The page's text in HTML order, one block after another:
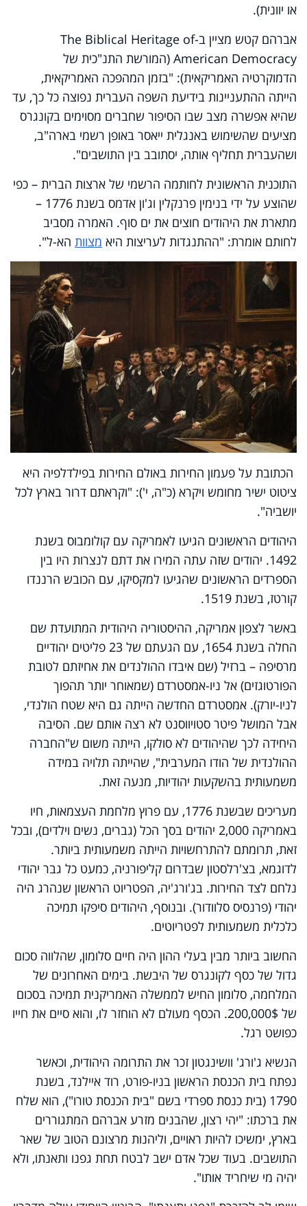
או יוונית).
אברהם קטש מציין ב-The Biblical Heritage of
American Democracy (המורשת התנ"כית של
הדמוקרטיה האמריקאית): "בזמן המהפכה האמריקאית,
הייתה ההתעניינות בידיעת השפה העברית נפוצה כל כך, עד
שהיא אפשרה מצב שבו הסיפור שחברים מסוימים בקונגרס
מציעים שהשימוש באנגלית ייאסר באופן רשמי בארה"ב,
ושהעברית תחליף אותה, יסתובב בין התושבים".
התוכנית הראשונית לחותמה הרשמי של ארצות הברית – כפי
שהוצע על ידי בנימין פרנקלין וג'ון אדמס בשנת 1776 –
מתארת את היהודים חוצים את ים סוף. האמרה מסביב
לחותם אומרת: "ההתנגדות לעריצות היא מצוות הא-ל".
הכתובת על פעמון החירות באולם החירות בפילדלפיה היא
ציטוט ישיר מחומש ויקרא (כ"ה, י'): "וקראתם דרור בארץ לכל
יושביה".
היהודים הראשונים הגיעו לאמריקה עם קולומבוס בשנת
1492. יהודים שזה עתה המירו את דתם לנצרות היו בין
הספרדים הראשונים שהגיעו למקסיקו, עם הכובש הרננדו
קורטז, בשנת 1519.
באשר לצפון אמריקה, ההיסטוריה היהודית המתועדת שם
החלה בשנת 1654, עם הגעתם של 23 פליטים יהודיים
מרסיפה – ברזיל (שם איבדו ההולנדים את אחיזתם לטובת
הפורטוגזים) אל ניו-אמסטרדם (שמאוחר יותר תהפוך
לניו-יורק). אמסטרדם החדשה הייתה גם היא שטח הולנדי,
אבל המושל פיטר סטויווסנט לא רצה אותם שם. הסיבה
היחידה לכך שהיהודים לא סולקו, הייתה משום ש"החברה
ההולנדית של הודו המערבית", שהייתה תלויה במידה
משמעותית בהשקעות יהודיות, מנעה זאת.
מעריכים שבשנת 1776, עם פרוץ מלחמת העצמאות, חיו
באמריקה 2,000 יהודים בסך הכל (גברים, נשים וילדים), ובכל
זאת, תרומתם להתרחשויות הייתה משמעותית ביותר.
לדוגמא, בצ'רלסטון שבדרום קליפורניה, כמעט כל גבר יהודי
נלחם לצד החירות. בג'ורג'יה, הפטריוט הראשון שנהרג היה
יהודי (פרנסיס סלוודור). ובנוסף, היהודים סיפקו תמיכה
כלכלית משמעותית לפטריוטים.
החשוב ביותר מבין בעלי ההון היה חיים סלומון, שהלווה סכום
גדול של כסף לקונגרס של היבשת. בימים האחרונים של
המלחמה, סלומון החיש לממשלה האמריקנית תמיכה בסכום
של 200,000$. הכסף מעולם לא הוחזר לו, והוא סיים את חייו
כפושט רגל.
הנשיא ג'ורג' וושינגטון זכר את התרומה היהודית, וכאשר
נפתח בית הכנסת הראשון בניו-פורט, רוד איילנד, בשנת
1790 (בית כנסת ספרדי בשם "בית הכנסת טורו"), הוא שלח
את ברכתו: "יהי רצון, שהבנים מזרע אברהם המתגוררים
בארץ, ימשיכו להיות ראויים, וליהנות מרצונם הטוב של שאר
התושבים. בעוד שכל אדם ישב לבטח תחת גפנו ותאנתו, ולא
יהיה מי שיחריד אותו".